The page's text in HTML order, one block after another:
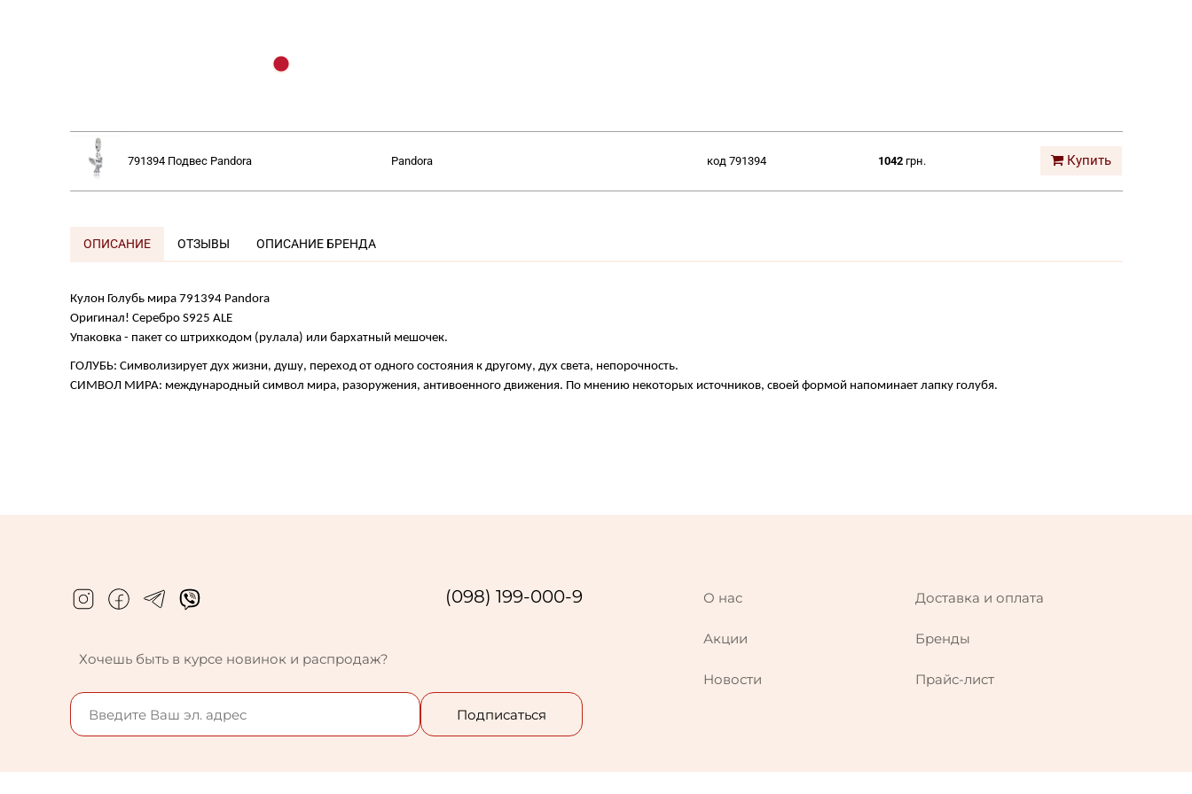
791394 Подвес Pandora Pandora код 791394 1042грн. Купить
ОПИСАНИЕ ОТЗЫВЫ ОПИСАНИЕ БРЕНДА
Кулон Голубь мира 791394 Pandora
Оригинал! Серебро S925 ALE
Упаковка - пакет со штрихкодом (рулала) или бархатный мешочек.
ГОЛУБЬ: Символизирует дух жизни, душу, переход от одного состояния к другому, дух света, непорочность.
СИМВОЛ МИРА: международный символ мира, разоружения, антивоенного движения. По мнению некоторых источников, своей формой напоминает лапку голубя.
(098) 199-000-9
Хочешь быть в курсе новинок и распродаж?
Подписаться
О нас Доставка и оплата
Акции Бренды
Новости Прайс-лист